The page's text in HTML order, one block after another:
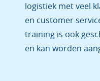
logistiek met veel
en customer
training is ook
en kan worden